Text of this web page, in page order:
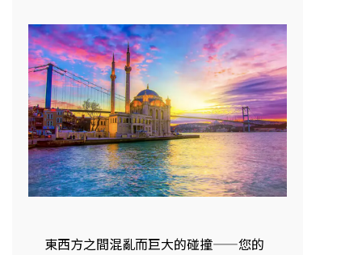
東西方之間混亂而巨大的碰撞——您的